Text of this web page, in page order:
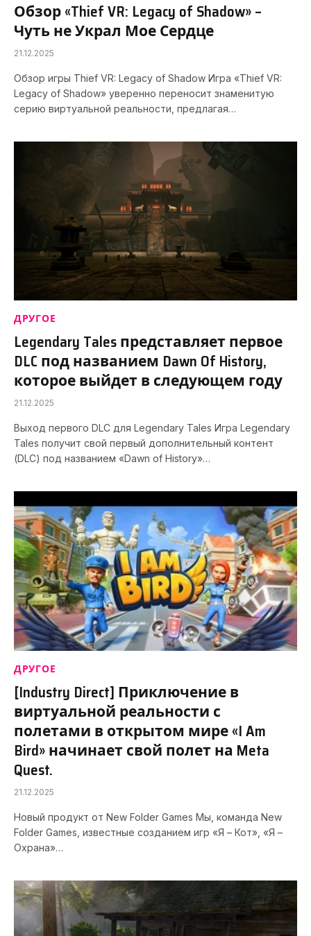
Обзор «Thief VR: Legacy of Shadow» –
Чуть не Украл Мое Сердце
21.12.2025
Обзор игры Thief VR: Legacy of Shadow Игра «Thief VR:
Legacy of Shadow» уверенно переносит знаменитую
серию виртуальной реальности, предлагая…
ДРУГОЕ
Legendary Tales представляет первое
DLC под названием Dawn Of History,
которое выйдет в следующем году
21.12.2025
Выход первого DLC для Legendary Tales Игра Legendary
Tales получит свой первый дополнительный контент
(DLC) под названием «Dawn of History»…
ДРУГОЕ
[Industry Direct] Приключение в
виртуальной реальности с
полетами в открытом мире «I Am
Bird» начинает свой полет на Meta
Quest.
21.12.2025
Новый продукт от New Folder Games Мы, команда New
Folder Games, известные созданием игр «Я – Кот», «Я –
Охрана»…